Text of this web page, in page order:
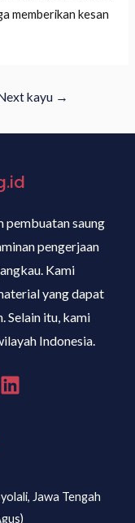
memberikan kesan
kayu →
pembuatan saung
pengerjaan
Kami
yang dapat
Selain itu, kami
Indonesia.
Jawa Tengah